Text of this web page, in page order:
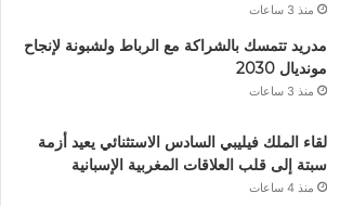
منذ 3 ساعات
مدريد تتمسك بالشراكة مع الرباط ولشبونة لإنجاح
مونديال 2030
منذ 3 ساعات
لقاء الملك فيليبي السادس الاستثنائي يعيد أزمة
سبتة إلى قلب العلاقات المغربية الإسبانية
منذ 4 ساعات